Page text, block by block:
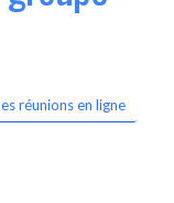
réunions en ligne